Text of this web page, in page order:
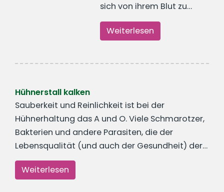
sich von ihrem Blut zu…
Weiterlesen
Hühnerstall kalken
Sauberkeit und Reinlichkeit ist bei der
Hühnerhaltung das A und O. Viele Schmarotzer,
Bakterien und andere Parasiten, die der
Lebensqualität (und auch der Gesundheit) der…
Weiterlesen